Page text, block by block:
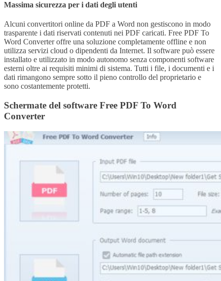
Massima sicurezza per i dati degli utenti
Alcuni convertitori online da PDF a Word non gestiscono in modo
trasparente i dati riservati contenuti nei PDF caricati. Free PDF To
Word Converter offre una soluzione completamente offline e non
utilizza servizi cloud o dipendenti da Internet. Il software può essere
installato e utilizzato in modo autonomo senza componenti software
esterni oltre ai requisiti minimi di sistema. Tutti i file, i documenti e i
dati rimangono sempre sotto il pieno controllo del proprietario e
sono costantemente protetti.
Schermate del software Free PDF To Word
Converter